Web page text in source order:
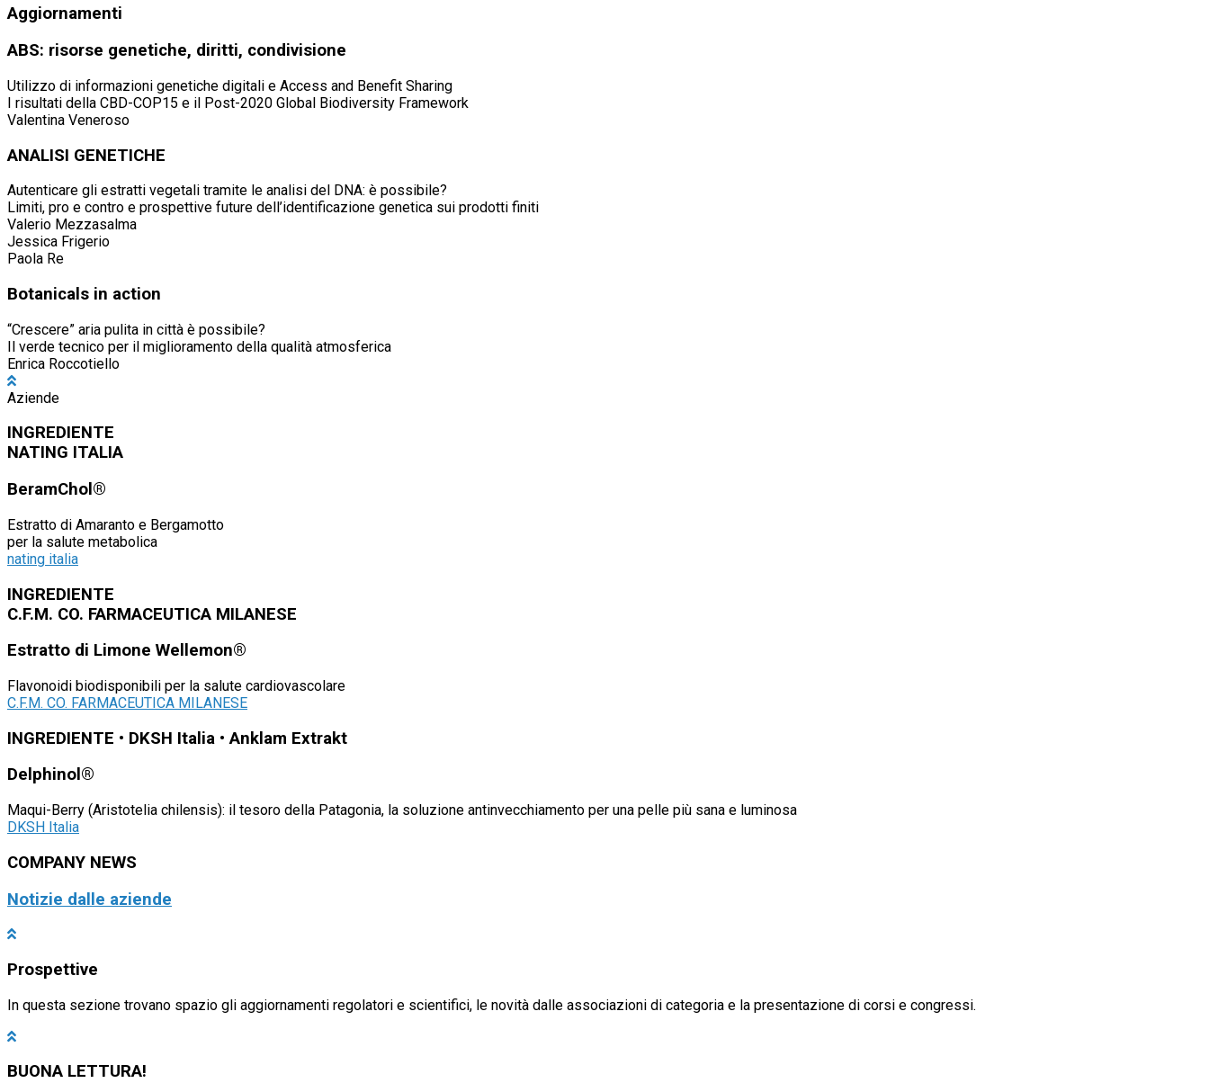
Aggiornamenti
ABS: risorse genetiche, diritti, condivisione
Utilizzo di informazioni genetiche digitali e Access and Benefit Sharing
I risultati della CBD-COP15 e il Post-2020 Global Biodiversity Framework
Valentina Veneroso
ANALISI GENETICHE
Autenticare gli estratti vegetali tramite le analisi del DNA: è possibile?
Limiti, pro e contro e prospettive future dell’identificazione genetica sui prodotti finiti
Valerio Mezzasalma
Jessica Frigerio
Paola Re
Botanicals in action
“Crescere” aria pulita in città è possibile?
Il verde tecnico per il miglioramento della qualità atmosferica
Enrica Roccotiello
Aziende
INGREDIENTE
NATING ITALIA
BeramChol®
Estratto di Amaranto e Bergamotto
per la salute metabolica
nating italia
INGREDIENTE
C.F.M. CO. FARMACEUTICA MILANESE
Estratto di Limone Wellemon®
Flavonoidi biodisponibili per la salute cardiovascolare
C.F.M. CO. FARMACEUTICA MILANESE
INGREDIENTE • DKSH Italia • Anklam Extrakt
Delphinol®
Maqui-Berry (Aristotelia chilensis): il tesoro della Patagonia, la soluzione antinvecchiamento per una pelle più sana e luminosa
DKSH Italia
COMPANY NEWS
Notizie dalle aziende
Prospettive
In questa sezione trovano spazio gli aggiornamenti regolatori e scientifici, le novità dalle associazioni di categoria e la presentazione di corsi e congressi.
BUONA LETTURA!